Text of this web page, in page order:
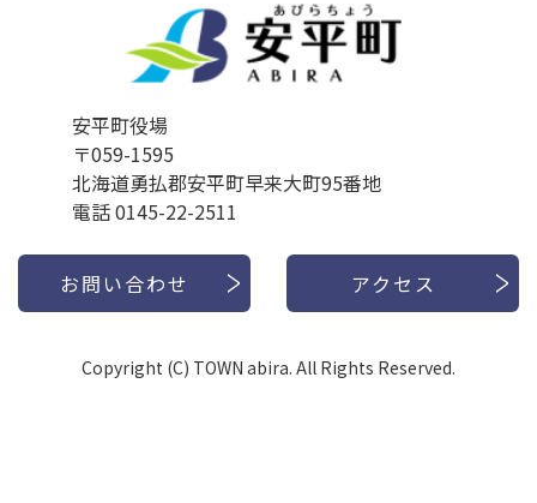
安平町役場
〒059-1595
北海道勇払郡安平町早来大町95番地
電話 0145-22-2511
お問い合わせ アクセス
Copyright (C) TOWN abira. All Rights Reserved.